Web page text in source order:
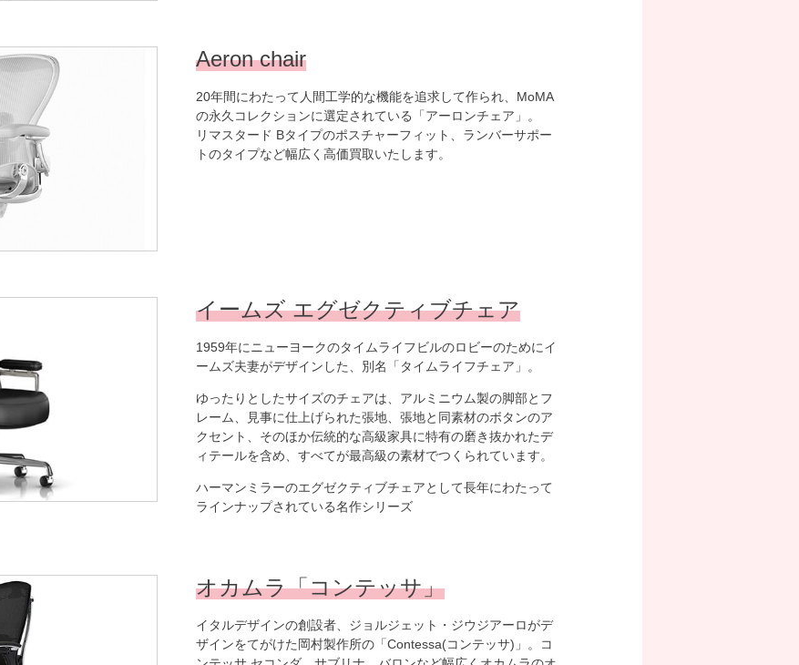
Aeron chair
20年間にわたって人間工学的な機能を追求して作られ、MoMA
の永久コレクションに選定されている「アーロンチェア」。
リマスタード Bタイプのポスチャーフィット、ランバーサポー
トのタイプなど幅広く高価買取いたします。
イームズ エグゼクティブチェア
1959年にニューヨークのタイムライフビルのロビーのためにイ
ームズ夫妻がデザインした、別名「タイムライフチェア」。
ゆったりとしたサイズのチェアは、アルミニウム製の脚部とフ
レーム、見事に仕上げられた張地、張地と同素材のボタンのア
クセント、そのほか伝統的な高級家具に特有の磨き抜かれたデ
ィテールを含め、すべてが最高級の素材でつくられています。
ハーマンミラーのエグゼクティブチェアとして長年にわたって
ラインナップされている名作シリーズ
オカムラ「コンテッサ」
イタルデザインの創設者、ジョルジェット・ジウジアーロがデ
ザインをてがけた岡村製作所の「Contessa(コンテッサ)」。コ